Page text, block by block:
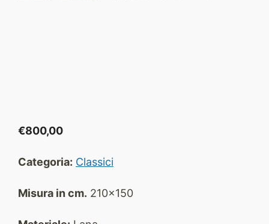
€800,00
Categoria: Classici
Misura in cm. 210x150